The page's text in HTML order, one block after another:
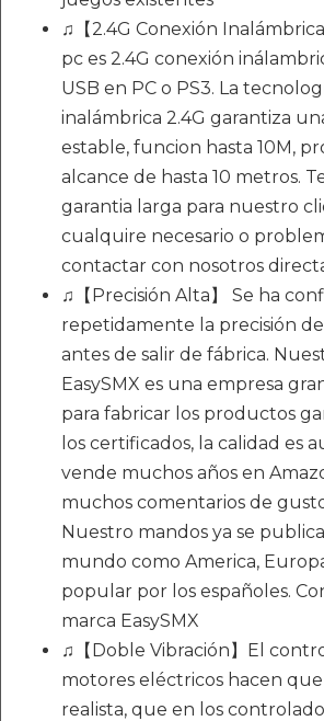
♫【2.4G Conexión
pc es 2.4G conexión
USB en PC o PS3. La
inalámbrica 2.4G garantiza
estable, funcion hasta 10M,
alcance de hasta 10 metros.
garantia larga para nuestro
cualquire necesario o
contactar con nosotros
♫【Precisión Alta】 Se ha
repetidamente la precisión
antes de salir de fábrica.
EasySMX es una empresa
para fabricar los productos
los certificados, la calidad es
vende muchos años en
muchos comentarios de
Nuestro mandos ya se
mundo como America,
popular por los españoles.
marca EasySMX
♫【Doble Vibración】El
motores eléctricos hacen
realista, que en los